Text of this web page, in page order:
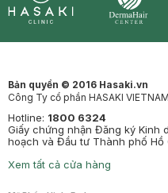
Bản quyền © 2016 Hasaki.vn
Công Ty cổ phần HASAKI VIETNAM
Hotline: 1800 6324
Giấy chứng nhận Đăng ký Kinh
hoạch và Đầu tư Thành phố Hồ
Xem tất cả cửa hàng